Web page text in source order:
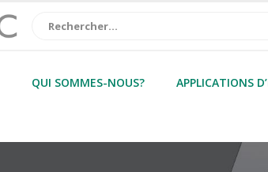
QUI SOMMES-NOUS? APPLICATIONS